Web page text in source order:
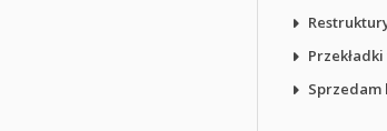
Sprzedam